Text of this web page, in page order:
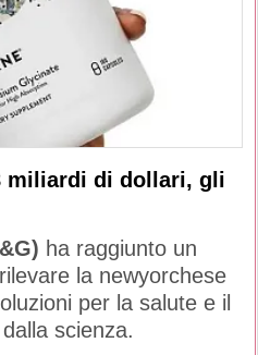
miliardi di dollari, gli
ha raggiunto un
la newyorchese
per la salute e il
scienza.